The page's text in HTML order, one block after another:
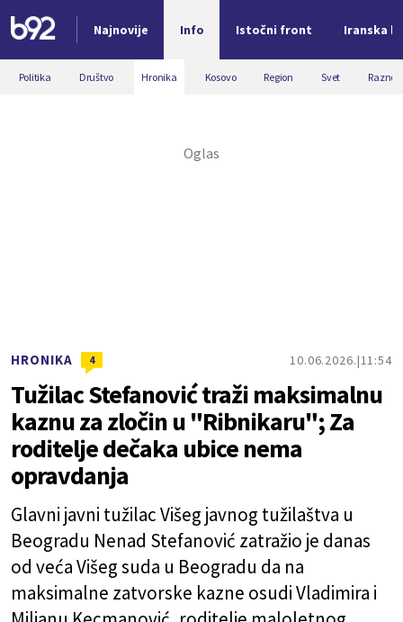
Najnovije Info Istočni front Iranska
Nova vest
Politika Društvo Hronika Kosovo Region Svet Razno
HRONIKA 4 10.06.2026. 11:54
Tužilac Stefanović traži maksimalnu
kaznu za zločin u "Ribnikaru"; Za
roditelje dečaka ubice nema
opravdanja
Glavni javni tužilac Višeg javnog tužilaštva u
Beogradu Nenad Stefanović zatražio je danas
od veća Višeg suda u Beogradu da na
maksimalne zatvorske kazne osudi Vladimira i